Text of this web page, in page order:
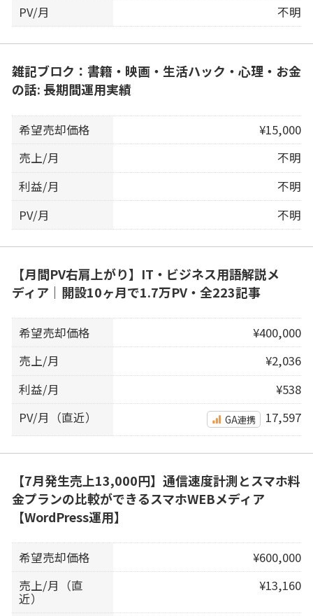
PV/月
不明
雑記ブロク：書籍・映画・生活ハック・心理・お金
の話: 長期間運用実績
希望売却価格
¥15,000
売上/月
不明
利益/月
不明
PV/月
不明
【月間PV右肩上がり】IT・ビジネス用語解説メ
ディア｜開設10ヶ月で1.7万PV・全223記事
希望売却価格
¥400,000
売上/月
¥2,036
利益/月
¥538
PV/月（直近）
GA連携 17,597
【7月発生売上13,000円】通信速度計測とスマホ料
金プランの比較ができるスマホWEBメディア
【WordPress運用】
希望売却価格
¥600,000
売上/月（直
近）
¥13,160